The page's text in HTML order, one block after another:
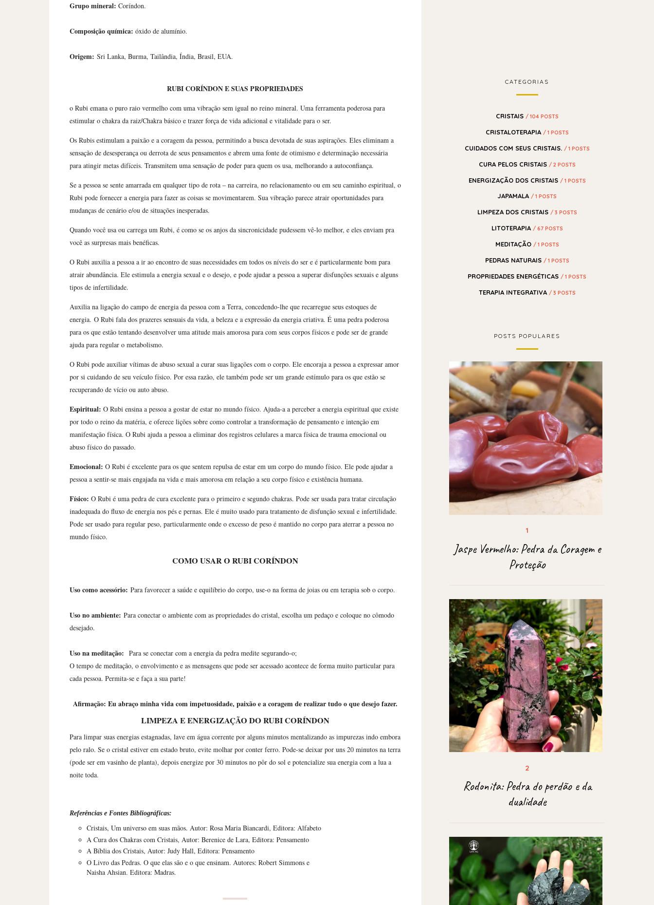
Grupo mineral: Coríndon.
Composição química: óxido de alumínio.
Origem: Sri Lanka, Burma, Tailândia, Índia, Brasil, EUA.
RUBI CORÍNDON E SUAS PROPRIEDADES
o Rubi emana o puro raio vermelho com uma vibração sem igual no reino mineral. Uma ferramenta poderosa para
estimular o chakra da raiz/Chakra básico e trazer força de vida adicional e vitalidade para o ser.
Os Rubis estimulam a paixão e a coragem da pessoa, permitindo a busca devotada de suas aspirações. Eles eliminam a
sensação de desesperança ou derrota de seus pensamentos e abrem uma fonte de otimismo e determinação necessária
para atingir metas difíceis. Transmitem uma sensação de poder para quem os usa, melhorando a autoconfiança.
Se a pessoa se sente amarrada em qualquer tipo de rota – na carreira, no relacionamento ou em seu caminho espiritual, o
Rubi pode fornecer a energia para fazer as coisas se movimentarem. Sua vibração parece atrair oportunidades para
mudanças de cenário e/ou de situações inesperadas.
Quando você usa ou carrega um Rubi, é como se os anjos da sincronicidade pudessem vê-lo melhor, e eles enviam pra
você as surpresas mais benéficas.
O Rubi auxilia a pessoa a ir ao encontro de suas necessidades em todos os níveis do ser e é particularmente bom para
atrair abundância. Ele estimula a energia sexual e o desejo, e pode ajudar a pessoa a superar disfunções sexuais e alguns
tipos de infertilidade.
Auxilia na ligação do campo de energia da pessoa com a Terra, concedendo-lhe que recarregue seus estoques de
energia. O Rubi fala dos prazeres sensuais da vida, a beleza e a expressão da energia criativa. É uma pedra poderosa
para os que estão tentando desenvolver uma atitude mais amorosa para com seus corpos físicos e pode ser de grande
ajuda para regular o metabolismo.
O Rubi pode auxiliar vítimas de abuso sexual a curar suas ligações com o corpo. Ele encoraja a pessoa a expressar amor
por si cuidando de seu veículo físico. Por essa razão, ele também pode ser um grande estímulo para os que estão se
recuperando de vício ou auto abuso.
Espiritual: O Rubi ensina a pessoa a gostar de estar no mundo físico. Ajuda-a a perceber a energia espiritual que existe
por todo o reino da matéria, e oferece lições sobre como controlar a transformação de pensamento e intenção em
manifestação física. O Rubi ajuda a pessoa a eliminar dos registros celulares a marca física de trauma emocional ou
abuso físico do passado.
Emocional: O Rubi é excelente para os que sentem repulsa de estar em um corpo do mundo físico. Ele pode ajudar a
pessoa a sentir-se mais engajada na vida e mais amorosa em relação a seu corpo físico e existência humana.
Físico: O Rubi é uma pedra de cura excelente para o primeiro e segundo chakras. Pode ser usada para tratar circulação
inadequada do fluxo de energia nos pés e pernas. Ele é muito usado para tratamento de disfunção sexual e infertilidade.
Pode ser usado para regular peso, particularmente onde o excesso de peso é mantido no corpo para aterrar a pessoa no
mundo físico.
COMO USAR O RUBI CORÍNDON
Uso como acessório: Para favorecer a saúde e equilíbrio do corpo, use-o na forma de joias ou em terapia sob o corpo.
Uso no ambiente: Para conectar o ambiente com as propriedades do cristal, escolha um pedaço e coloque no cômodo
desejado.
Uso na meditação: Para se conectar com a energia da pedra medite segurando-o;
O tempo de meditação, o envolvimento e as mensagens que pode ser acessado acontece de forma muito particular para
cada pessoa. Permita-se e faça a sua parte!
Afirmação: Eu abraço minha vida com impetuosidade, paixão e a coragem de realizar tudo o que desejo fazer.
LIMPEZA E ENERGIZAÇÃO DO RUBI CORÍNDON
Para limpar suas energias estagnadas, lave em água corrente por alguns minutos mentalizando as impurezas indo embora
pelo ralo. Se o cristal estiver em estado bruto, evite molhar por conter ferro. Pode-se deixar por uns 20 minutos na terra
(pode ser em vasinho de planta), depois energize por 30 minutos no pôr do sol e potencialize sua energia com a lua a
noite toda.
Referências e Fontes Bibliográficas:
Cristais, Um universo em suas mãos. Autor: Rosa Maria Biancardi, Editora: Alfabeto
A Cura dos Chakras com Cristais, Autor: Berenice de Lara, Editora: Pensamento
A Bíblia dos Cristais, Autor: Judy Hall, Editora: Pensamento
O Livro das Pedras. O que elas são e o que ensinam. Autores: Robert Simmons e
Naisha Ahsian. Editora: Madras.
CATEGORIAS
CRISTAIS / 104 POSTS
CRISTALOTERAPIA / 1 POSTS
CUIDADOS COM SEUS CRISTAIS. / 1 POSTS
CURA PELOS CRISTAIS / 2 POSTS
ENERGIZAÇÃO DOS CRISTAIS / 1 POSTS
JAPAMALA/ 1 POSTS
LIMPEZA DOS CRISTAIS / 3 POSTS
LITOTERAPIA / 67 POSTS
MEDITAÇÃO / 1 POSTS
PEDRAS NATURAIS / 1 POSTS
PROPRIEDADES ENERGÉTICAS / 1 POSTS
TERAPIA INTEGRATIVA / 3 POSTS
POSTS POPULARES
Jaspe Vermelho: Pedra da Coragem e
Proteção
Rodonita: Pedra do perdão e da
dualidade